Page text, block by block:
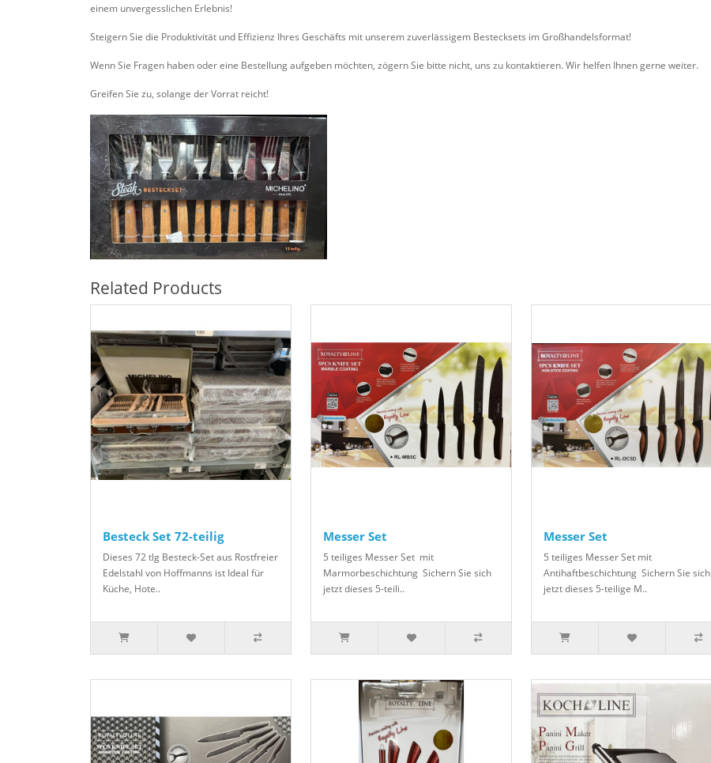
einem unvergesslichen Erlebnis!
Steigern Sie die Produktivität und Effizienz Ihres Geschäfts mit unserem zuverlässigem Bestecksets im Großhandelsformat!
Wenn Sie Fragen haben oder eine Bestellung aufgeben möchten, zögern Sie bitte nicht, uns zu kontaktieren. Wir helfen Ihnen gerne weiter.
Greifen Sie zu, solange der Vorrat reicht!
Related Products
Besteck Set 72-teilig
Dieses 72 tlg Besteck-Set aus Rostfreier
Edelstahl von Hoffmanns ist Ideal für
Küche, Hote..
Messer Set
5 teiliges Messer Set mit
Marmorbeschichtung Sichern Sie sich
jetzt dieses 5-teili..
Messer Set
5 teiliges Messer Set mit
Antihaftbeschichtung Sichern Sie sich
jetzt dieses 5-teilige M..